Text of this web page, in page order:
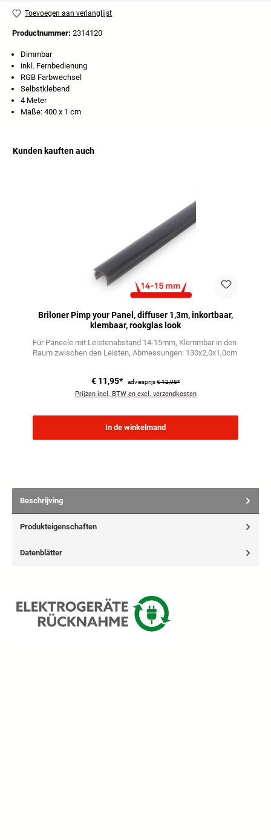
Toevoegen aan verlanglijst
Productnummer: 2314120
Dimmbar
inkl. Fernbedienung
RGB Farbwechsel
Selbstklebend
4 Meter
Maße: 400 x 1 cm
Kunden kauften auch
Briloner Pimp your Panel, diffuser 1,3m, inkortbaar,
klembaar, rookglas look
Für Paneele mit Leistenabstand 14-15mm Klemmbar in den
Raum zwischen den Leisten Abmessungen: 130x2,0x1,0cm
€ 11,95* adviesprijs€ 12,95*
Prijzen incl. BTW en excl. verzendkosten
In de winkelmand
Beschrijving
Produkteigenschaften
Datenblätter